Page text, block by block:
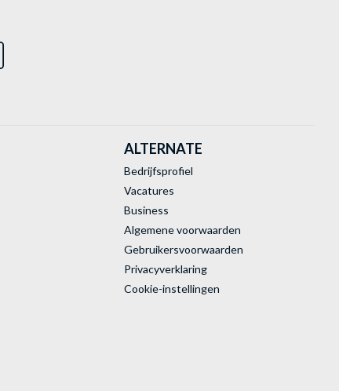
ALTERNATE
Bedrijfsprofiel
Vacatures
Business
Algemene voorwaarden
Gebruikersvoorwaarden
Privacyverklaring
Cookie-instellingen